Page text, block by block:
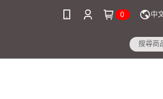
0 中